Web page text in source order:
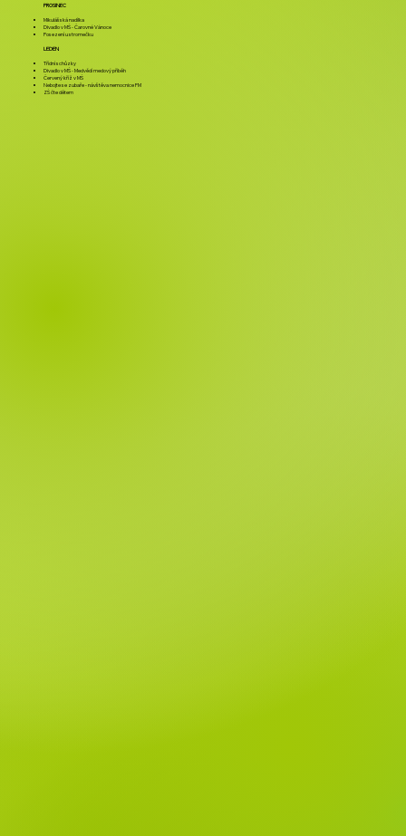
PROSINEC
Mikulášská nadílka
Divadlo v MŠ - Čarovné Vánoce
Posezení u stromečku
LEDEN
Třídní schůzky
Divadlo v MŠ - Medvědí medový příběh
Červený kříž v MŠ
Nebojte se zubaře - návštěva nemocnice FM
ZŠ čte dětem